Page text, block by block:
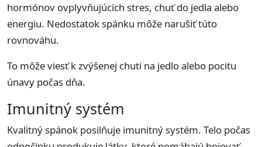
hormónov ovplyvňujúcich stres, chuť do jedla alebo
energiu. Nedostatok spánku môže narušiť túto
rovnováhu.
To môže viesť k zvýšenej chuti na jedlo alebo pocitu
únavy počas dňa.
Imunitný systém
Kvalitný spánok posilňuje imunitný systém. Telo počas